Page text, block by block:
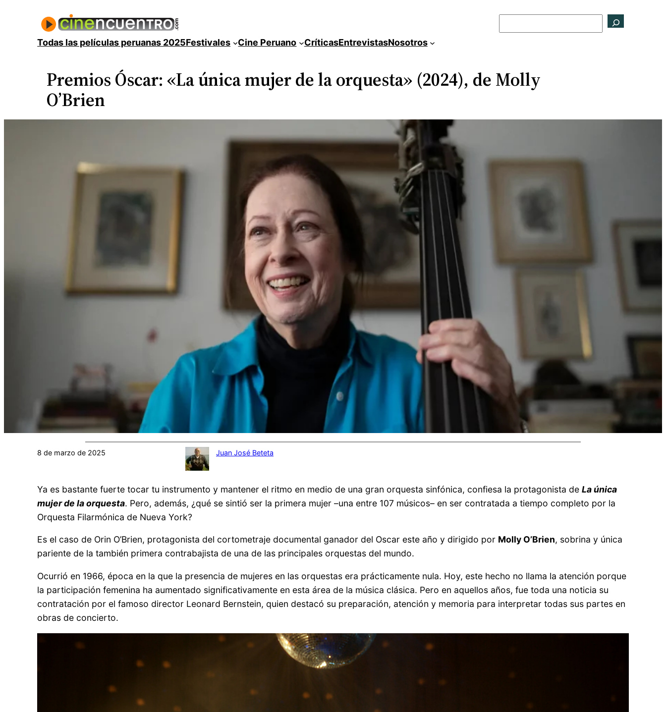
contenidoTodas las películas peruanas 2025Festivales Cine Peruano CríticasEntrevistasNosotros
Premios Óscar: «La única mujer de la orquesta» (2024), de Molly
O’Brien
8 de marzo de 2025 Juan José Beteta
Ya es bastante fuerte tocar tu instrumento y mantener el ritmo en medio de una gran orquesta sinfónica, confiesa la protagonista deLa única
mujer de la orquesta. Pero, además, ¿qué se sintió ser la primera mujer –una entre 107 músicos– en ser contratada a tiempo completo por la
Orquesta Filarmónica de Nueva York?
Es el caso de Orin O’Brien, protagonista del cortometraje documental ganador del Oscar este año y dirigido por Molly O’Brien, sobrina y única
pariente de la también primera contrabajista de una de las principales orquestas del mundo.
Ocurrió en 1966, época en la que la presencia de mujeres en las orquestas era prácticamente nula. Hoy, este hecho no llama la atención porque
la participación femenina ha aumentado significativamente en esta área de la música clásica. Pero en aquellos años, fue toda una noticia su
contratación por el famoso director Leonard Bernstein, quien destacó su preparación, atención y memoria para interpretar todas sus partes en
obras de concierto.